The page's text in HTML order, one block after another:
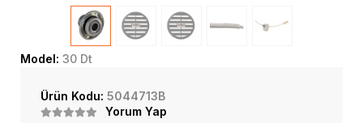
Model: 30 Dt
Ürün Kodu: 5044713B
Yorum Yap